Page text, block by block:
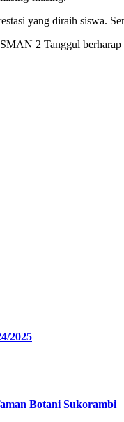
yang diraih siswa.
2 Tanggul
2025
Botani Sukorambi